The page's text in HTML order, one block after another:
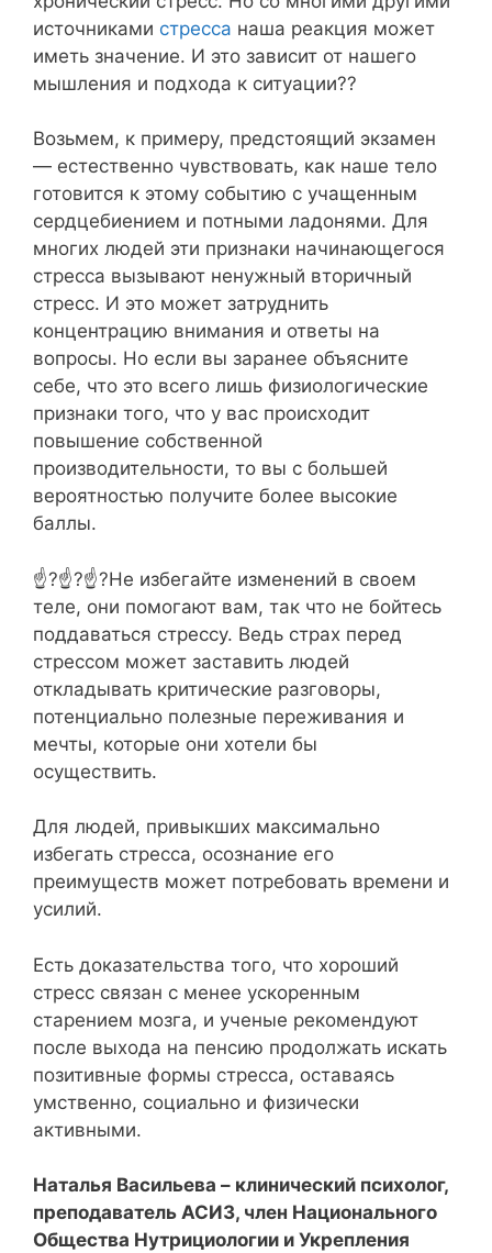
источниками стресса наша реакция может
иметь значение. И это зависит от нашего
мышления и подхода к ситуации??⁣⁣⠀
Возьмем, к примеру, предстоящий экзамен
— естественно чувствовать, как наше тело
готовится к этому событию с учащенным
сердцебиением и потными ладонями. Для
многих людей эти признаки начинающегося
стресса вызывают ненужный вторичный
стресс. И это может затруднить
концентрацию внимания и ответы на
вопросы. Но если вы заранее объясните
себе, что это всего лишь физиологические
признаки того, что у вас происходит
повышение собственной
производительности, то вы с большей
вероятностью получите более высокие
баллы.⁣⁣⠀
☝?☝?☝?Не избегайте изменений в своем
теле, они помогают вам, так что не бойтесь
поддаваться стрессу. Ведь страх перед
стрессом может заставить людей
откладывать критические разговоры,
потенциально полезные переживания и
мечты, которые они хотели бы
осуществить.⁣⁣⠀
Для людей, привыкших максимально
избегать стресса, осознание его
преимуществ может потребовать времени и
усилий.⁣⁣⠀
Есть доказательства того, что хороший
стресс связан с менее ускоренным
старением мозга, и ученые рекомендуют
после выхода на пенсию продолжать искать
позитивные формы стресса, оставаясь
умственно, социально и физически
активными.⁣⁣⠀
Наталья Васильева – клинический психолог,
преподаватель АСИЗ, член Национального
Общества Нутрициологии и Укрепления